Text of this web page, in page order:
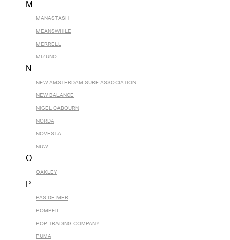
M
MANASTASH
MEANSWHILE
MERRELL
MIZUNO
N
NEW AMSTERDAM SURF ASSOCIATION
NEW BALANCE
NIGEL CABOURN
NORDA
NOVESTA
NUW
O
OAKLEY
P
PAS DE MER
POMPEII
POP TRADING COMPANY
PUMA